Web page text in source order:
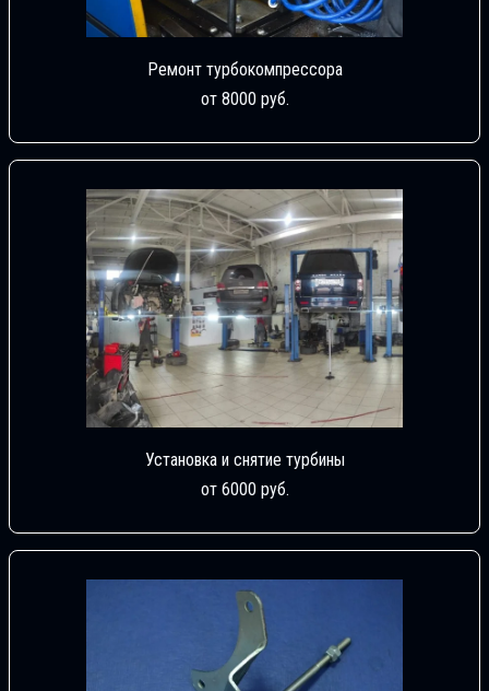
Ремонт турбокомпрессора
от 8000 руб.
Установка и снятие турбины
от 6000 руб.